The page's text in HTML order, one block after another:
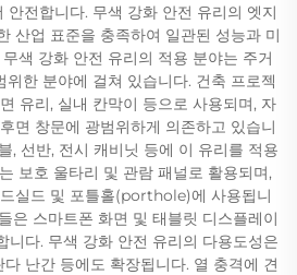
안전합니다. 무색 강화 안전 유리의 엣지
산업 표준을 충족하여 일관된 성능과 미
색 강화 안전 유리의 적용 분야는 주거
위한 분야에 걸쳐 있습니다. 건축 프로젝
유리, 실내 칸막이 등으로 사용되며, 자
면 창문에 광범위하게 의존하고 있습니
, 선반, 전시 캐비닛 등에 이 유리를 적용
보호 울타리 및 관람 패널로 활용되며,
실드 및 포틀홀(porthole)에 사용됩니
은 스마트폰 화면 및 태블릿 디스플레이
니다. 무색 강화 안전 유리의 다용도성은
난간 등에도 확장됩니다. 열 충격에 견